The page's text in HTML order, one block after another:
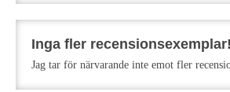
Inga fler recensionsexemplar!
Jag tar för närvarande inte emot fler